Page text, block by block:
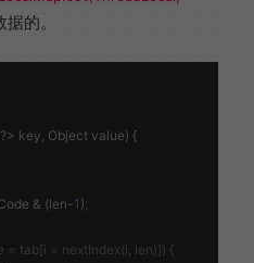
的。
key, Object value) {
& (len-1 );
= tab[i = nextIndex(i, len)]) {